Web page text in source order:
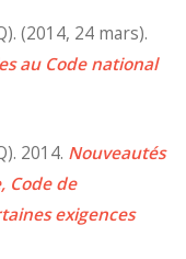
(2014, 24 mars).
au Code national
2014. Nouveautés
Code de
exigences